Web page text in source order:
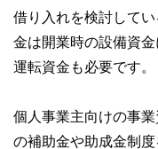
借り入れを検討して
金は開業時の設備資
運転資金も必要です。
個人事業主向けの事
の補助金や助成金制